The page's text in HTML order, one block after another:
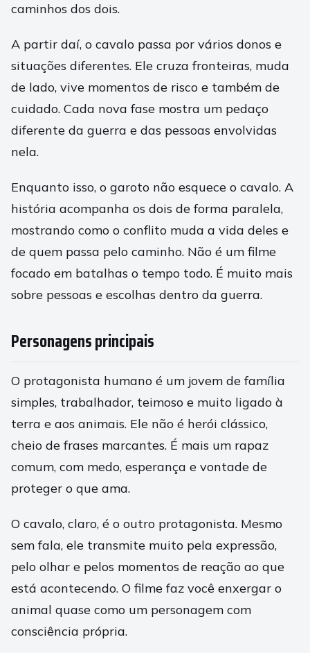
caminhos dos dois.
A partir daí, o cavalo passa por vários donos e
situações diferentes. Ele cruza fronteiras, muda
de lado, vive momentos de risco e também de
cuidado. Cada nova fase mostra um pedaço
diferente da guerra e das pessoas envolvidas
nela.
Enquanto isso, o garoto não esquece o cavalo. A
história acompanha os dois de forma paralela,
mostrando como o conflito muda a vida deles e
de quem passa pelo caminho. Não é um filme
focado em batalhas o tempo todo. É muito mais
sobre pessoas e escolhas dentro da guerra.
Personagens principais
O protagonista humano é um jovem de família
simples, trabalhador, teimoso e muito ligado à
terra e aos animais. Ele não é herói clássico,
cheio de frases marcantes. É mais um rapaz
comum, com medo, esperança e vontade de
proteger o que ama.
O cavalo, claro, é o outro protagonista. Mesmo
sem fala, ele transmite muito pela expressão,
pelo olhar e pelos momentos de reação ao que
está acontecendo. O filme faz você enxergar o
animal quase como um personagem com
consciência própria.